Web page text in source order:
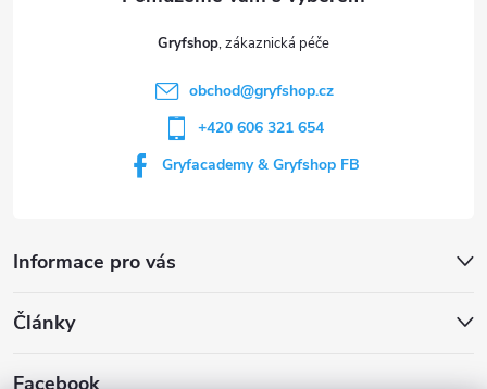
Informace pro vás
Gryfshop
obchod@gryfshop.cz
+420 606 321 654
Gryfacademy & Gryfshop FB
Články
Facebook